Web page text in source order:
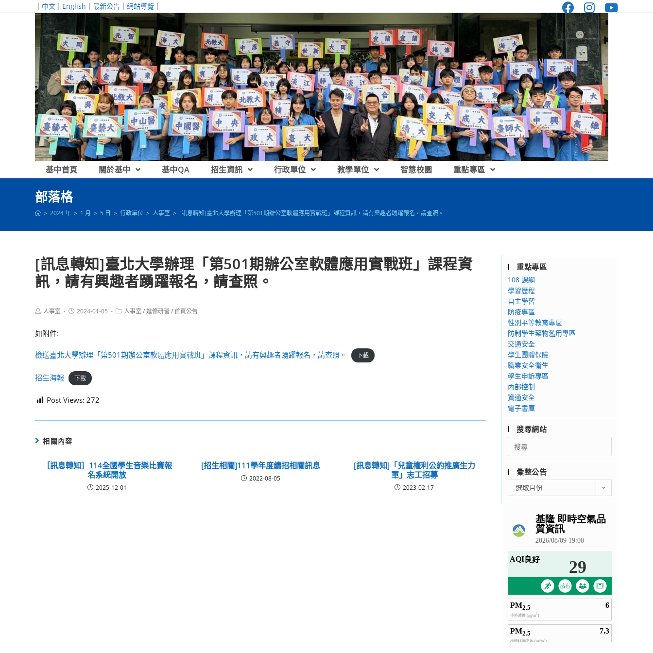
｜ 中文 ｜ English ｜ 最新公告 ｜ 網站導覽 ｜
基中首頁 關於基中 基中QA 招生資訊 行政單位 教學單位 智慧校園 重點專區
部落格
> 2024 年 > 1 月 > 5 日 > 行政單位 > 人事室 > [訊息轉知]臺北大學辦理「第501期辦公室軟體應用實戰班」課程資訊，請有興趣者踴躍報名，請查照。
[訊息轉知]臺北大學辦理「第501期辦公室軟體應用實戰班」課程資
訊，請有興趣者踴躍報名，請查照。
Post人事室
Post2024-01-05
Post人事室 /進修研習 /首頁公告
如附件:
檢送臺北大學辦理「第501期辦公室軟體應用實戰班」課程資訊，請有興趣者踴躍報名，請查照。 下載
招生海報 下載
Post Views: 272
相關內容
［訊息轉知］114全國學生音樂比賽報
名系統開放
2025-12-01
[招生相關]111學年度續招相關訊息
2022-08-05
[訊息轉知]「兒童權利公約推廣生力
軍」志工招募
2023-02-17
重點專區
108 課綱
學習歷程
自主學習
防疫專區
性別平等教育專區
防制學生藥物濫用專區
交通安全
學生團體保險
職業安全衛生
學生申訴專區
內部控制
資通安全
電子書庫
搜尋網站
Search
for:
彙整公告
整
選取月份